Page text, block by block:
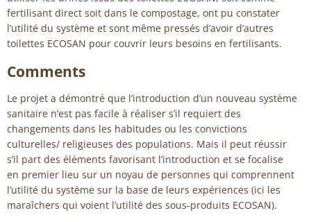
fertilisant direct soit dans le compostage, ont pu constater
l’utilité du système et sont même pressés d’avoir d’autres
toilettes ECOSAN pour couvrir leurs besoins en fertilisants.
Comments
Le projet a démontré que l’introduction d’un nouveau système
sanitaire n’est pas facile à réaliser s’il requiert des
changements dans les habitudes ou les convictions
culturelles/ religieuses des populations. Mais il peut réussir
s’il part des éléments favorisant l’introduction et se focalise
en premier lieu sur un noyau de personnes qui comprennent
l’utilité du système sur la base de leurs expériences (ici les
maraîchers qui voient l’utilité des sous-produits ECOSAN).